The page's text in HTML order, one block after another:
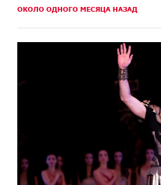
ОКОЛО ОДНОГО МЕСЯЦА НАЗАД